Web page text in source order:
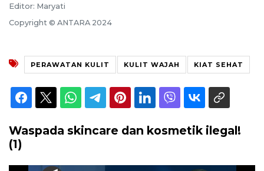
Editor: Maryati
Copyright © ANTARA 2024
PERAWATAN KULIT KULIT WAJAH KIAT SEHAT
Waspada skincare dan kosmetik ilegal!
(1)